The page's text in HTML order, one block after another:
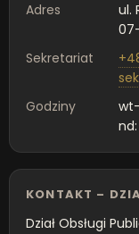
Adres
ul.
Sekretariat
Godziny
nd:
KONTAKT –
Dział Obsługi